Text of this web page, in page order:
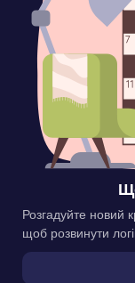
Розгадуйте новий
щоб розвинути